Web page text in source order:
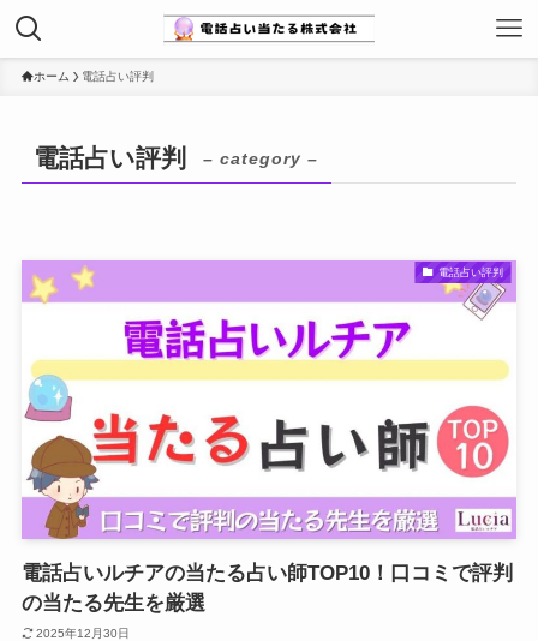
ホーム 電話占い評判
電話占い評判 – category –
電話占い評判
電話占いルチアの当たる占い師TOP10！口コミで評判
の当たる先生を厳選
2025年12月30日